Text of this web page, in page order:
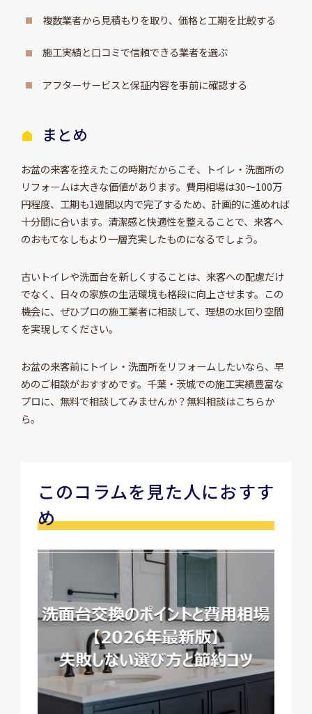
複数業者から見積もりを取り、価格と工期を比較する
施工実績と口コミで信頼できる業者を選ぶ
アフターサービスと保証内容を事前に確認する
まとめ
お盆の来客を控えたこの時期だからこそ、トイレ・洗面所の
リフォームは大きな価値があります。費用相場は30～100万
円程度、工期も1週間以内で完了するため、計画的に進めれば
十分間に合います。清潔感と快適性を整えることで、来客へ
のおもてなしもより一層充実したものになるでしょう。
古いトイレや洗面台を新しくすることは、来客への配慮だけ
でなく、日々の家族の生活環境も格段に向上させます。この
機会に、ぜひプロの施工業者に相談して、理想の水回り空間
を実現してください。
お盆の来客前にトイレ・洗面所をリフォームしたいなら、早
めのご相談がおすすめです。千葉・茨城での施工実績豊富な
プロに、無料で相談してみませんか？無料相談はこちらか
ら。
このコラムを見た人におすす
め